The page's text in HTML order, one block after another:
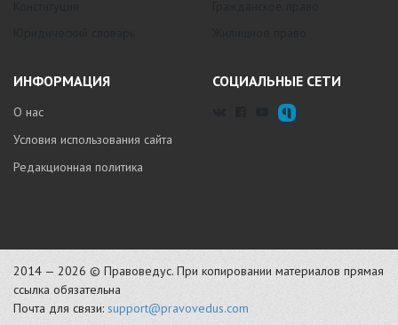
ИНФОРМАЦИЯ
О нас
Условия использования сайта
Редакционная политика
СОЦИАЛЬНЫЕ СЕТИ
2014 — 2026 © Правоведус. При копировании материалов прямая
ссылка обязательна
Почта для связи: support@pravovedus.com